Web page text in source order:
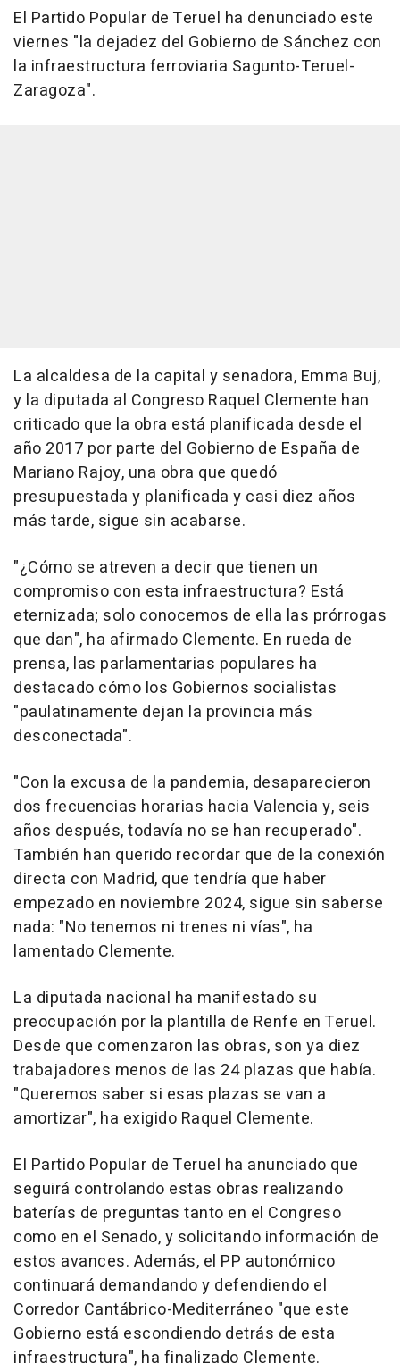
El Partido Popular de Teruel ha denunciado este
viernes "la dejadez del Gobierno de Sánchez con
la infraestructura ferroviaria Sagunto-Teruel-
Zaragoza".
La alcaldesa de la capital y senadora, Emma Buj,
y la diputada al Congreso Raquel Clemente han
criticado que la obra está planificada desde el
año 2017 por parte del Gobierno de España de
Mariano Rajoy, una obra que quedó
presupuestada y planificada y casi diez años
más tarde, sigue sin acabarse.
"¿Cómo se atreven a decir que tienen un
compromiso con esta infraestructura? Está
eternizada; solo conocemos de ella las prórrogas
que dan", ha afirmado Clemente. En rueda de
prensa, las parlamentarias populares ha
destacado cómo los Gobiernos socialistas
"paulatinamente dejan la provincia más
desconectada".
"Con la excusa de la pandemia, desaparecieron
dos frecuencias horarias hacia Valencia y, seis
años después, todavía no se han recuperado".
También han querido recordar que de la conexión
directa con Madrid, que tendría que haber
empezado en noviembre 2024, sigue sin saberse
nada: "No tenemos ni trenes ni vías", ha
lamentado Clemente.
La diputada nacional ha manifestado su
preocupación por la plantilla de Renfe en Teruel.
Desde que comenzaron las obras, son ya diez
trabajadores menos de las 24 plazas que había.
"Queremos saber si esas plazas se van a
amortizar", ha exigido Raquel Clemente.
El Partido Popular de Teruel ha anunciado que
seguirá controlando estas obras realizando
baterías de preguntas tanto en el Congreso
como en el Senado, y solicitando información de
estos avances. Además, el PP autonómico
continuará demandando y defendiendo el
Corredor Cantábrico-Mediterráneo "que este
Gobierno está escondiendo detrás de esta
infraestructura", ha finalizado Clemente.